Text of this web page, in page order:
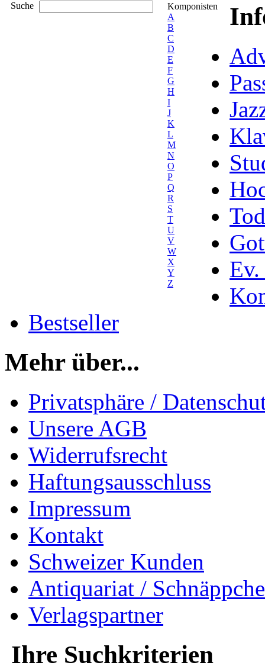
Suche
Komponisten
A
B
C
D
E
F
G
H
I
J
K
L
M
N
O
P
Q
R
S
T
U
V
W
X
Y
Z
Ev.
Bestseller
Mehr über...
Privatsphäre /
Unsere AGB
Widerrufsrecht
Haftungsausschluss
Impressum
Kontakt
Schweizer Kunden
Antiquariat /
Verlagspartner
Ihre Suchkriterien